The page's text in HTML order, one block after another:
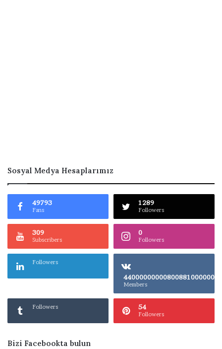
Sosyal Medya Hesaplarımız
49793
Fans
1289
Followers
309
Subscribers
0
Followers
Followers
Members
Followers 54
Followers
Bizi Facebookta bulun